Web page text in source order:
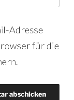
Adresse
für die